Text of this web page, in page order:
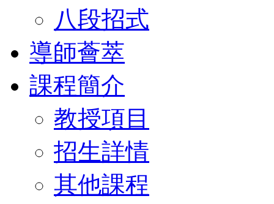
八段招式
導師薈萃
課程簡介
教授項目
招生詳情
其他課程